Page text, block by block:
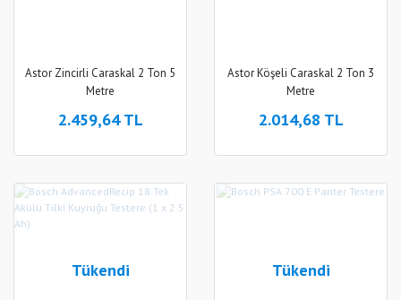
Astor Zincirli Caraskal 2 Ton 5
Metre
2.459,64 TL
Astor Köşeli Caraskal 2 Ton 3
Metre
2.014,68 TL
Tükendi Tükendi